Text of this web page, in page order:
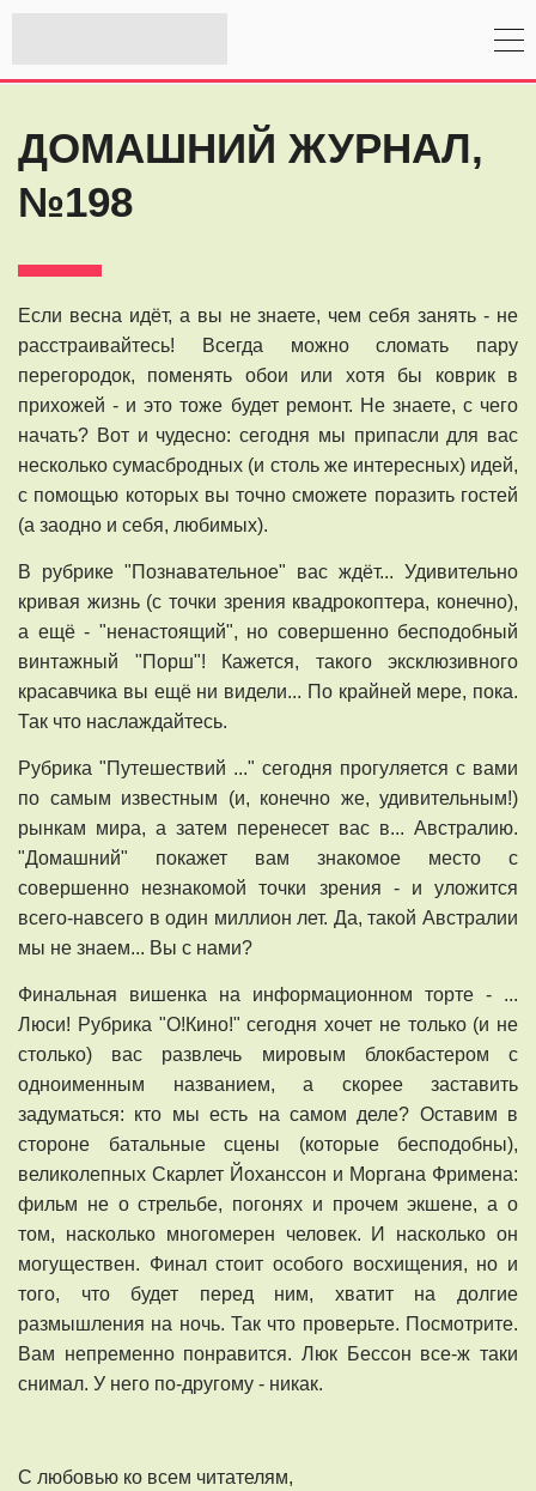
ДОМАШНИЙ ЖУРНАЛ,
№198
Если весна идёт, а вы не знаете, чем себя занять - не
расстраивайтесь! Всегда можно сломать пару
перегородок, поменять обои или хотя бы коврик в
прихожей - и это тоже будет ремонт. Не знаете, с чего
начать? Вот и чудесно: сегодня мы припасли для вас
несколько сумасбродных (и столь же интересных) идей,
с помощью которых вы точно сможете поразить гостей
(а заодно и себя, любимых).
В рубрике "Познавательное" вас ждёт... Удивительно
кривая жизнь (с точки зрения квадрокоптера, конечно),
а ещё - "ненастоящий", но совершенно бесподобный
винтажный "Порш"! Кажется, такого эксклюзивного
красавчика вы ещё ни видели... По крайней мере, пока.
Так что наслаждайтесь.
Рубрика "Путешествий ..." сегодня прогуляется с вами
по самым известным (и, конечно же, удивительным!)
рынкам мира, а затем перенесет вас в... Австралию.
"Домашний" покажет вам знакомое место с
совершенно незнакомой точки зрения - и уложится
всего-навсего в один миллион лет. Да, такой Австралии
мы не знаем... Вы с нами?
Финальная вишенка на информационном торте - ...
Люси! Рубрика "О!Кино!" сегодня хочет не только (и не
столько) вас развлечь мировым блокбастером с
одноименным названием, а скорее заставить
задуматься: кто мы есть на самом деле? Оставим в
стороне батальные сцены (которые бесподобны),
великолепных Скарлет Йоханссон и Моргана Фримена:
фильм не о стрельбе, погонях и прочем экшене, а о
том, насколько многомерен человек. И насколько он
могуществен. Финал стоит особого восхищения, но и
того, что будет перед ним, хватит на долгие
размышления на ночь. Так что проверьте. Посмотрите.
Вам непременно понравится. Люк Бессон все-ж таки
снимал. У него по-другому - никак.
С любовью ко всем читателям,